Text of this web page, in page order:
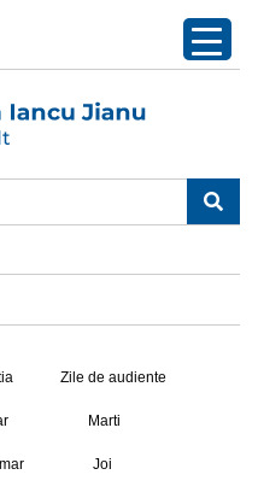
Zile de audiente
Primar Marti
Joi